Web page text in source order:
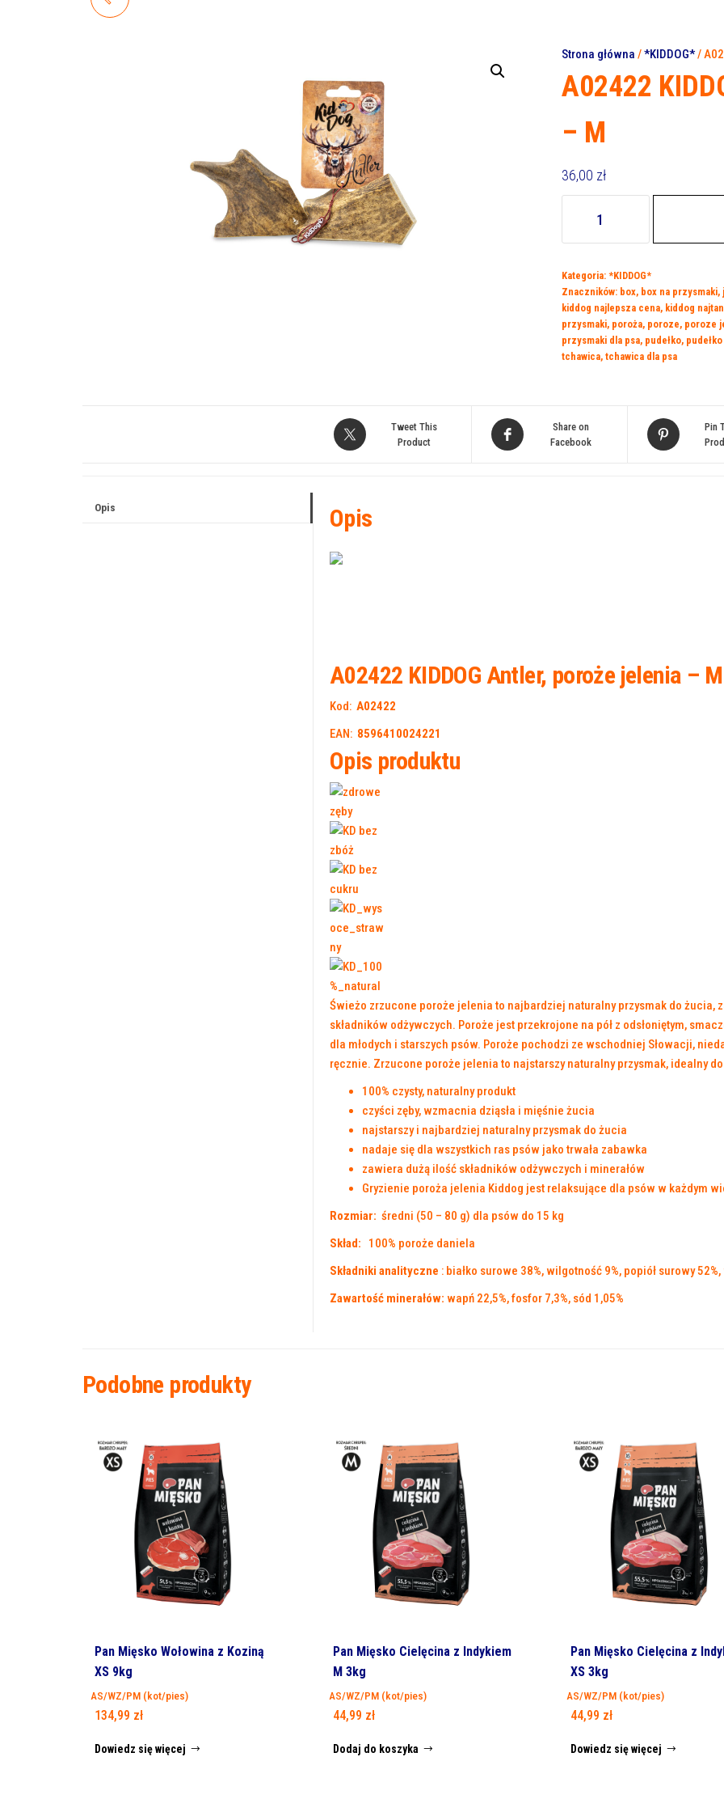
Strona główna /*KIDDOG*/
A02422
– M
36,00 zł
A02422
KIDDOG
poroże
jelenia
-
M
Kategoria: *KIDDOG*
Znaczników: box, box na przysmaki,
kiddog najlepsza cena, kiddog
przysmaki, poroża, poroze, poroze
przysmaki dla psa, pudełko,
tchawica, tchawica dla psa
Tweet This
Product
Share on
Facebook
Pin
Opis Opis
A02422 KIDDOG Antler, poroże jelenia – M
Kod: A02422
EAN: 8596410024221
Opis produktu
Świeżo zrzucone poroże jelenia to najbardziej naturalny przysmak do żucia,
składników odżywczych. Poroże jest przekrojone na pół z odsłoniętym,
dla młodych i starszych psów. Poroże pochodzi ze wschodniej Słowacji,
ręcznie. Zrzucone poroże jelenia to najstarszy naturalny przysmak, idealny
100% czysty, naturalny produkt
czyści zęby, wzmacnia dziąsła i mięśnie żucia
najstarszy i najbardziej naturalny przysmak do żucia
nadaje się dla wszystkich ras psów jako trwała zabawka
zawiera dużą ilość składników odżywczych i minerałów
Gryzienie poroża jelenia Kiddog ​​jest relaksujące dla psów w każdym
Rozmiar: średni (50 – 80 g) dla psów do 15 kg
Skład: 100% poroże daniela
Składniki analityczne : białko surowe 38%, wilgotność 9%, popiół surowy
Zawartość minerałów: wapń 22,5%, fosfor 7,3%, sód 1,05%
Podobne produkty
Pan Mięsko Wołowina z Koziną
XS 9kg
AS/WZ/PM (kot/pies)
134,99 zł
Dowiedz się więcej
Pan Mięsko Cielęcina z Indykiem
M 3kg
AS/WZ/PM (kot/pies)
44,99 zł
Dodaj do koszyka
Pan Mięsko Cielęcina z
XS 3kg
AS/WZ/PM (kot/pies)
44,99 zł
Dowiedz się więcej